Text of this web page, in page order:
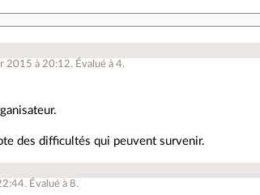
2015 à 20:12. Évalué à4.
des difficultés qui peuvent survenir.
. Évalué à8.